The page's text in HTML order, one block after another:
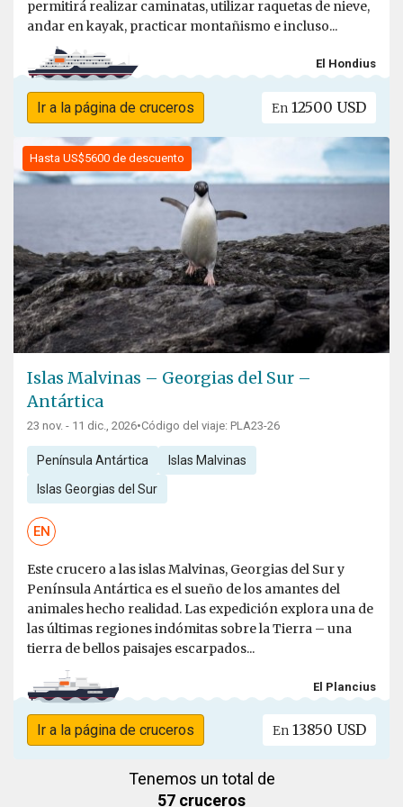
permitirá realizar caminatas, utilizar raquetas de nieve,
andar en kayak, practicar montañismo e incluso...
El Hondius
Ir a la página de cruceros En 12500 USD
Hasta US$5600 de descuento
Islas Malvinas – Georgias del Sur –
Antártica
23 nov. - 11 dic., 2026•Código del viaje: PLA23-26
Península Antártica Islas Malvinas
Islas Georgias del Sur
EN
Este crucero a las islas Malvinas, Georgias del Sur y
Península Antártica es el sueño de los amantes del
animales hecho realidad. Las expedición explora una de
las últimas regiones indómitas sobre la Tierra – una
tierra de bellos paisajes escarpados...
El Plancius
Ir a la página de cruceros En 13850 USD
Tenemos un total de
57 cruceros